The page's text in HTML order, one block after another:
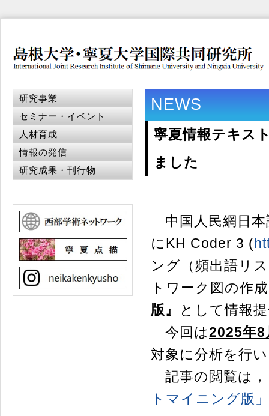
NEWS
寧夏情報テキス
ました
中国人民網日本
にKH Coder 3 (
ング（頻出語リ
トワーク図の作
版』
として情報
今回は2025年8
対象に分析を行
記事の閲覧は，
トマイニング版」
研究事業
セミナー・イベント
人材育成
情報の発信
研究成果・刊行物